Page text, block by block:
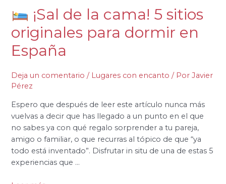
¡Sal de la cama! 5 sitios
originales para dormir en
España
Deja un comentario / Lugares con encanto / PorJavier
Pérez
Espero que después de leer este artículo nunca más
vuelvas a decir que has llegado a un punto en el que
no sabes ya con qué regalo sorprender a tu pareja,
amigo o familiar, o que recurras al tópico de que “ya
todo está inventado”. Disfrutar in situ de una de estas 5
experiencias que …
en
España